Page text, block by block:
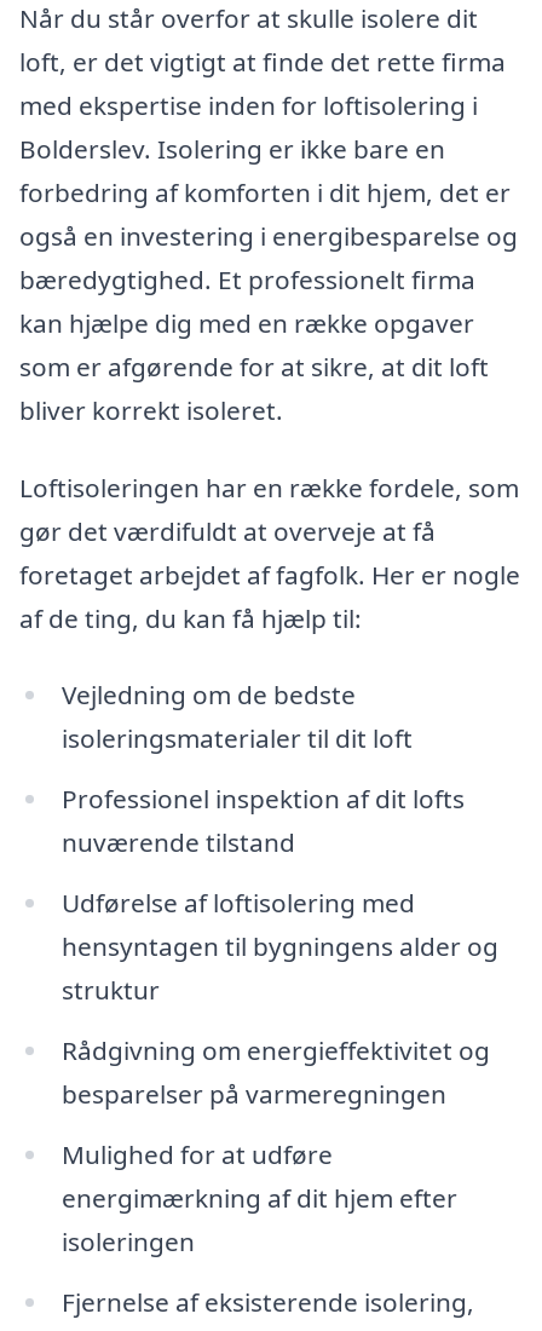
Når du står overfor at skulle isolere dit
loft, er det vigtigt at finde det rette firma
med ekspertise inden for loftisolering i
Bolderslev. Isolering er ikke bare en
forbedring af komforten i dit hjem, det er
også en investering i energibesparelse og
bæredygtighed. Et professionelt firma
kan hjælpe dig med en række opgaver
som er afgørende for at sikre, at dit loft
bliver korrekt isoleret.
Loftisoleringen har en række fordele, som
gør det værdifuldt at overveje at få
foretaget arbejdet af fagfolk. Her er nogle
af de ting, du kan få hjælp til:
Vejledning om de bedste
isoleringsmaterialer til dit loft
Professionel inspektion af dit lofts
nuværende tilstand
Udførelse af loftisolering med
hensyntagen til bygningens alder og
struktur
Rådgivning om energieffektivitet og
besparelser på varmeregningen
Mulighed for at udføre
energimærkning af dit hjem efter
isoleringen
Fjernelse af eksisterende isolering,